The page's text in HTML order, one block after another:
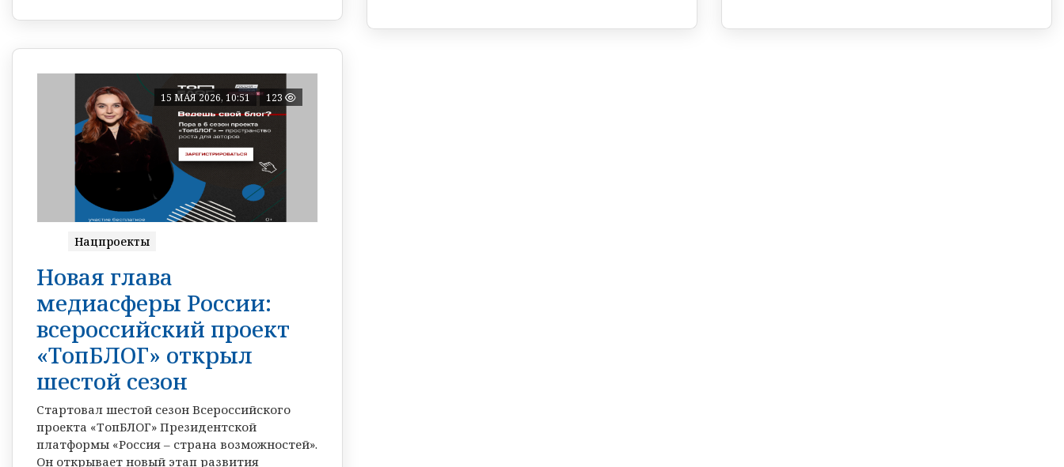
15 МАЯ 2026, 10:51 123
Нацпроекты
Новая глава
медиасферы России:
всероссийский проект
«ТопБЛОГ» открыл
шестой сезон
Стартовал шестой сезон Всероссийского
проекта «ТопБЛОГ» Президентской
платформы «Россия – страна возможностей».
Он открывает новый этап развития